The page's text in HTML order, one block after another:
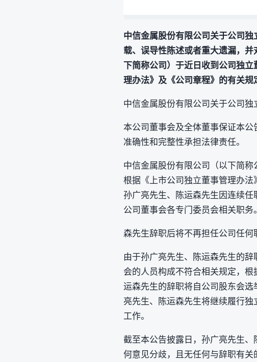
中信金属股份有限公司关于公司
载、误导性陈述或者重大遗漏，
下简称公司）于近日收到公司独
理办法》及《公司章程》的有关
中信金属股份有限公司关于公司独
本公司董事会及全体董事保证本公
准确性和完整性承担法律责任。
中信金属股份有限公司（以下简称
根据《上市公司独立董事管理办
孙广亮先生、陈运森先生因连续
公司董事会各专门委员会相关职务
森先生辞职后将不再担任公司任何
由于孙广亮先生、陈运森先生的
会的人员构成不符合相关规定，
运森先生的辞职将自公司股东会
亮先生、陈运森先生将继续履行
工作。
截至本公告披露日，孙广亮先生
何意见分歧，且无任何与辞职有关